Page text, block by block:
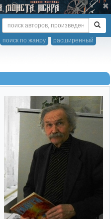
расширенный
поиск по жанру